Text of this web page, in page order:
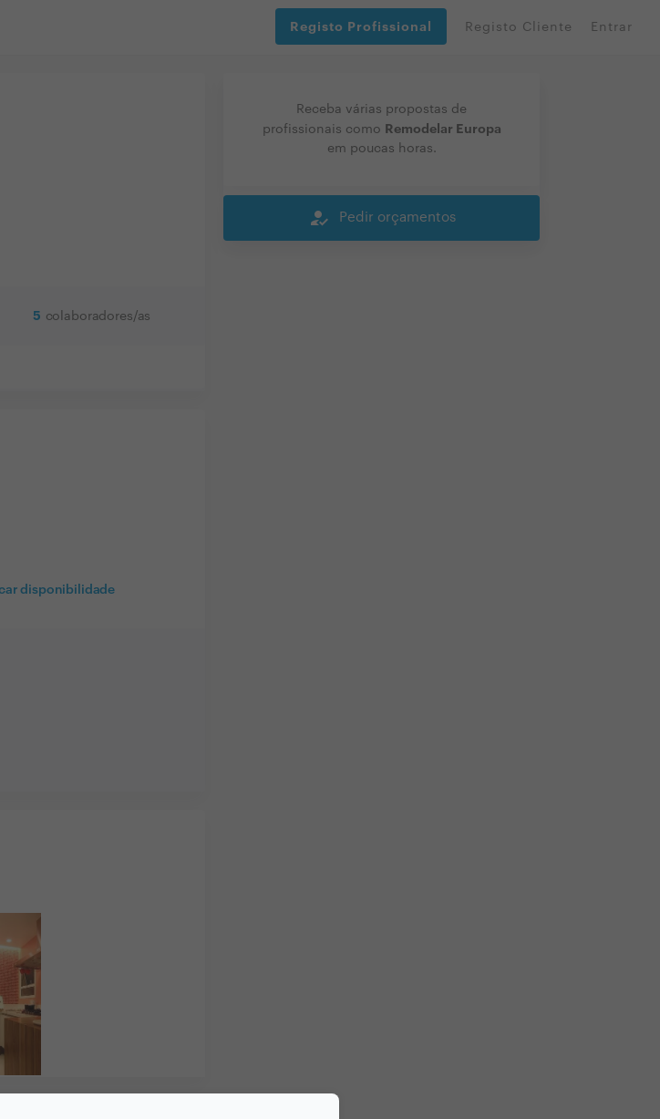
Registo Profissional Registo Cliente Entrar
5 colaboradores/as
disponibilidade
Receba várias propostas de
profissionais como Remodelar Europa
em poucas horas.
how_to_reg Pedir orçamentos